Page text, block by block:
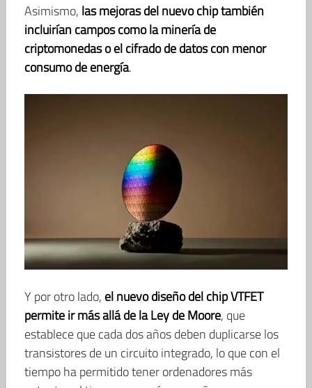
Asimismo, las mejoras del nuevo chip también
incluirían campos como la minería de
criptomonedas o el cifrado de datos con menor
consumo de energía.
Y por otro lado, el nuevo diseño del chip VTFET
permite ir más allá de la Ley de Moore, que
establece que cada dos años deben duplicarse los
transistores de un circuito integrado, lo que con el
tiempo ha permitido tener ordenadores más